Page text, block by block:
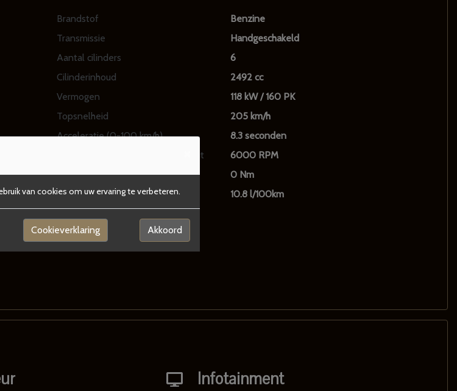
van cookies om uw ervaring te verbeteren.
Cookieverklaring Akkoord
Brandstof
Benzine
Transmissie
Handgeschakeld
Aantal cilinders
6
Cilinderinhoud
2492 cc
Vermogen
118 kW / 160 PK
Topsnelheid
205 km/h
Acceleratie (0-100 km/h)
8.3 seconden
Maximum aantal toeren per minuut
6000 RPM
Koppel
0 Nm
Gemiddeld verbruik
10.8 l/100km
Infotainment